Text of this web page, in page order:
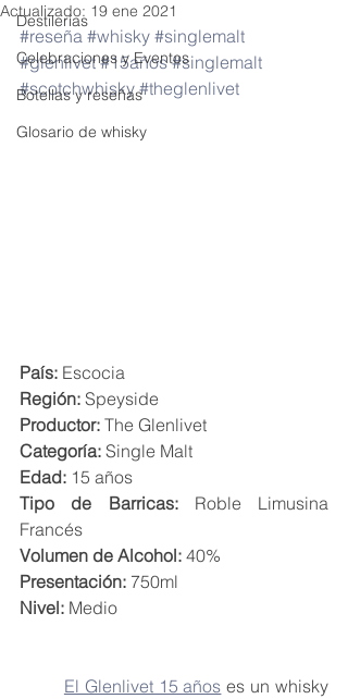
Destilerías
Celebraciones y Eventos
Botellas y reseñas
Glosario de whisky
Actualizado: 19 ene 2021
#reseña #whisky #singlemalt
#glenlivet #15años #singlemalt
#scotchwhisky #theglenlivet
País: Escocia
Región: Speyside
Productor: The Glenlivet
Categoría: Single Malt
Edad: 15 años
Tipo de Barricas: Roble Limusina
Francés
Volumen de Alcohol: 40%
Presentación: 750ml
Nivel: Medio
El Glenlivet 15 años es un whisky